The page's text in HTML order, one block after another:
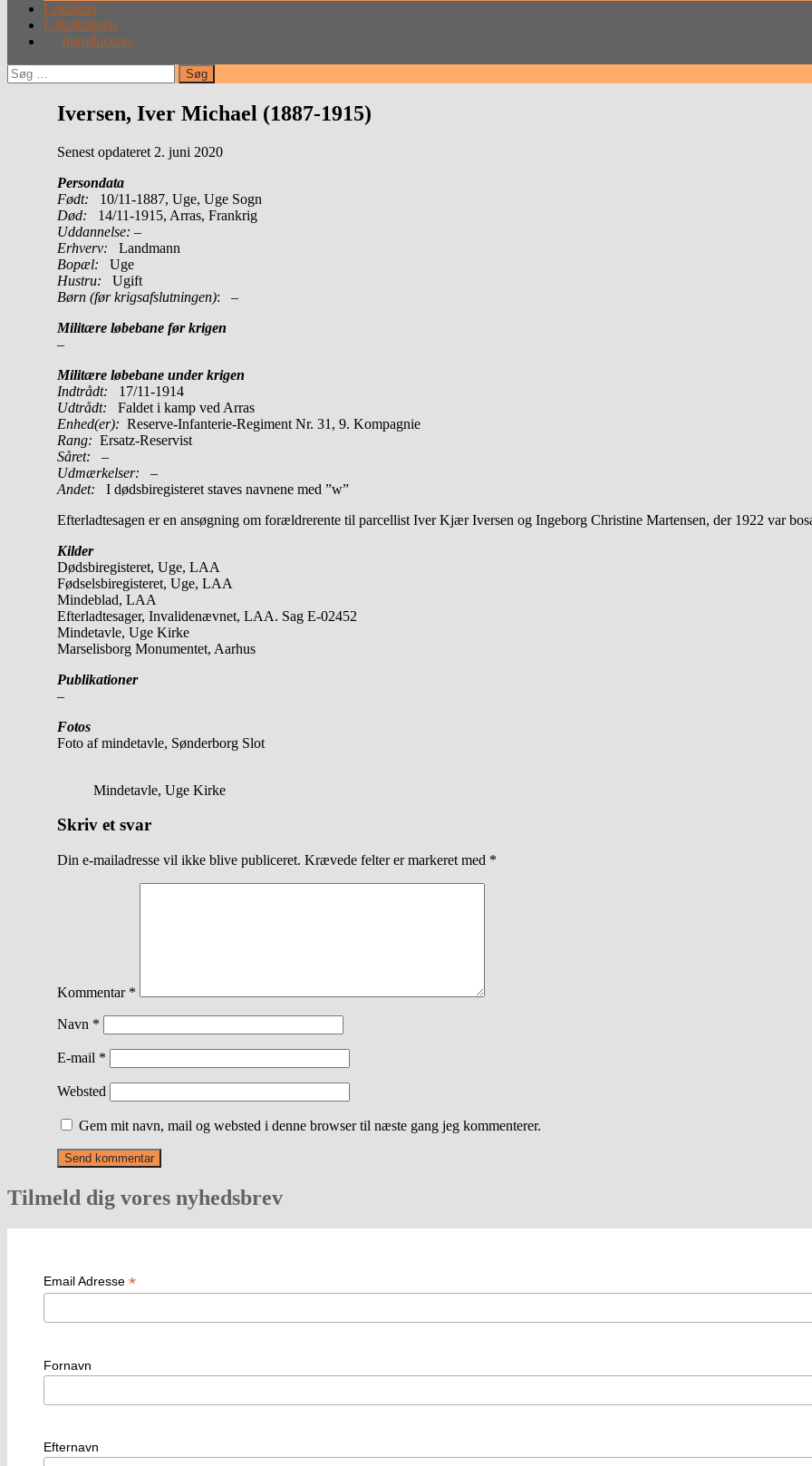
Leksikon
Lokalhistorie
Introduction
Søg
efter:
Iversen, Iver Michael (1887-1915)
Senest opdateret 2. juni 2020
Persondata
Født: 10/11-1887, Uge, Uge Sogn
Død: 14/11-1915, Arras, Frankrig
Uddannelse: –
Erhverv: Landmann
Bopæl: Uge
Hustru: Ugift
Børn (før krigsafslutningen): –
Militære løbebane før krigen
–
Militære løbebane under krigen
Indtrådt: 17/11-1914
Udtrådt: Faldet i kamp ved Arras
Enhed(er): Reserve-Infanterie-Regiment Nr. 31, 9. Kompagnie
Rang: Ersatz-Reservist
Såret: –
Udmærkelser: –
Andet: I dødsbiregisteret staves navnene med ”w”
Efterladtesagen er en ansøgning om forældrerente til parcellist Iver Kjær Iversen og Ingeborg Christine Martensen, der 1922 var
Kilder
Dødsbiregisteret, Uge, LAA
Fødselsbiregisteret, Uge, LAA
Mindeblad, LAA
Efterladtesager, Invalidenævnet, LAA. Sag E-02452
Mindetavle, Uge Kirke
Marselisborg Monumentet, Aarhus
Publikationer
–
Fotos
Foto af mindetavle, Sønderborg Slot
Mindetavle, Uge Kirke
Skriv et svar
Din e-mailadresse vil ikke blive publiceret. Krævede felter er markeret med *
Kommentar *
Navn *
E-mail *
Websted
Gem mit navn, mail og websted i denne browser til næste gang jeg kommenterer.
Tilmeld dig vores nyhedsbrev
Email Adresse *
Fornavn
Efternavn